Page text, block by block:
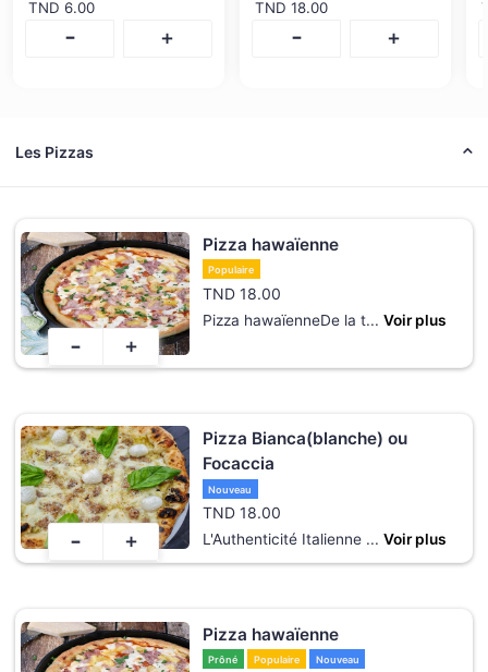
TND 6.00
- +
TND 18.00
- +
Les Pizzas
Pizza hawaïenne
Populaire
TND 18.00
Pizza hawaïenneDe la t... Voir plus
- +
Pizza Bianca(blanche) ou
Focaccia
Nouveau
TND 18.00
L'Authenticité Italienne ... Voir plus
- +
Pizza hawaïenne
Prôné Populaire Nouveau